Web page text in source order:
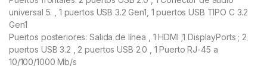
universal 5. , 1 puertos USB 3.2 Gen1, 1 puertos USB TIPO C 3.2
Gen1
Puertos posteriores: Salida de línea , 1 HDMI ;1 DisplayPorts ; 2
puertos USB 3.2 , 2 puertos USB 2.0 , 1 Puerto RJ-45 a
10/100/1000 Mb/s